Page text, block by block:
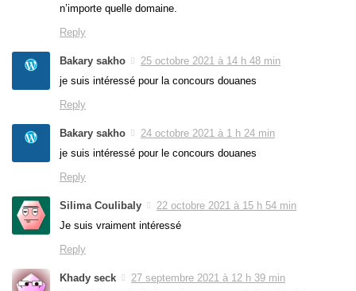
n’importe quelle domaine.
Reply
Bakary sakho
25 octobre 2021 à 14 h 48 min
je suis intéressé pour la concours douanes
Reply
Bakary sakho
24 octobre 2021 à 1 h 24 min
je suis intéressé pour le concours douanes
Reply
Silima Coulibaly
22 octobre 2021 à 15 h 54 min
Je suis vraiment intéressé
Reply
Khady seck
27 septembre 2021 à 12 h 39 min